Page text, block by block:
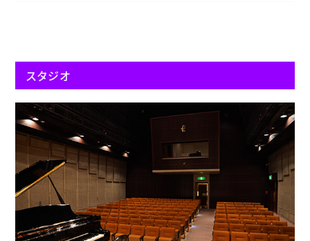
スタジオ